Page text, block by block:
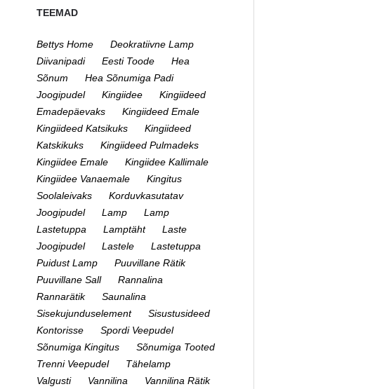
TEEMAD
Bettys Home
Deokratiivne Lamp
Diivanipadi
Eesti Toode
Hea
Sõnum
Hea Sõnumiga Padi
Joogipudel
Kingiidee
Kingiideed
Emadepäevaks
Kingiideed Emale
Kingiideed Katsikuks
Kingiideed
Katskikuks
Kingiideed Pulmadeks
Kingiidee Emale
Kingiidee Kallimale
Kingiidee Vanaemale
Kingitus
Soolaleivaks
Korduvkasutatav
Joogipudel
Lamp
Lamp
Lastetuppa
Lamptäht
Laste
Joogipudel
Lastele
Lastetuppa
Puidust Lamp
Puuvillane Rätik
Puuvillane Sall
Rannalina
Rannarätik
Saunalina
Sisekujunduselement
Sisustusideed
Kontorisse
Spordi Veepudel
Sõnumiga Kingitus
Sõnumiga Tooted
Trenni Veepudel
Tähelamp
Valgusti
Vannilina
Vannilina Rätik